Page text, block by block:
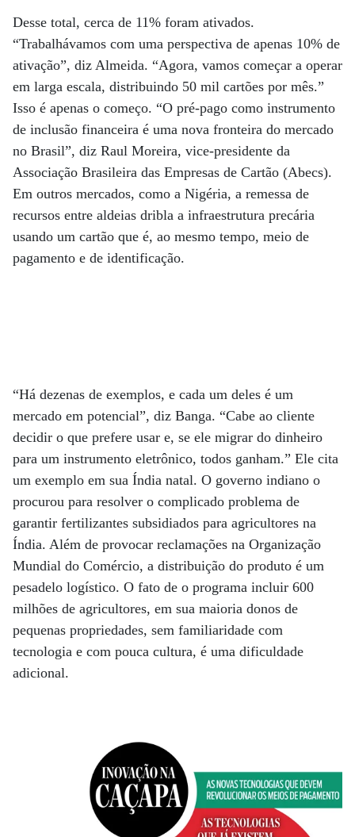
Desse total, cerca de 11% foram ativados.
“Trabalhávamos com uma perspectiva de apenas 10% de
ativação”, diz Almeida. “Agora, vamos começar a operar
em larga escala, distribuindo 50 mil cartões por mês.”
Isso é apenas o começo. “O pré-pago como instrumento
de inclusão financeira é uma nova fronteira do mercado
no Brasil”, diz Raul Moreira, vice-presidente da
Associação Brasileira das Empresas de Cartão (Abecs).
Em outros mercados, como a Nigéria, a remessa de
recursos entre aldeias dribla a infraestrutura precária
usando um cartão que é, ao mesmo tempo, meio de
pagamento e de identificação.
“Há dezenas de exemplos, e cada um deles é um
mercado em potencial”, diz Banga. “Cabe ao cliente
decidir o que prefere usar e, se ele migrar do dinheiro
para um instrumento eletrônico, todos ganham.” Ele cita
um exemplo em sua Índia natal. O governo indiano o
procurou para resolver o complicado problema de
garantir fertilizantes subsidiados para agricultores na
Índia. Além de provocar reclamações na Organização
Mundial do Comércio, a distribuição do produto é um
pesadelo logístico. O fato de o programa incluir 600
milhões de agricultores, em sua maioria donos de
pequenas propriedades, sem familiaridade com
tecnologia e com pouca cultura, é uma dificuldade
adicional.